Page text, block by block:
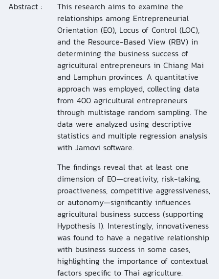
Abstract :
This research aims to examine the
relationships among Entrepreneurial
Orientation (EO), Locus of Control (LOC),
and the Resource-Based View (RBV) in
determining the business success of
agricultural entrepreneurs in Chiang Mai
and Lamphun provinces. A quantitative
approach was employed, collecting data
from 400 agricultural entrepreneurs
through multistage random sampling. The
data were analyzed using descriptive
statistics and multiple regression analysis
with Jamovi software.
The findings reveal that at least one
dimension of EO—creativity, risk-taking,
proactiveness, competitive aggressiveness,
or autonomy—significantly influences
agricultural business success (supporting
Hypothesis 1). Interestingly, innovativeness
was found to have a negative relationship
with business success in some cases,
highlighting the importance of contextual
factors specific to Thai agriculture.